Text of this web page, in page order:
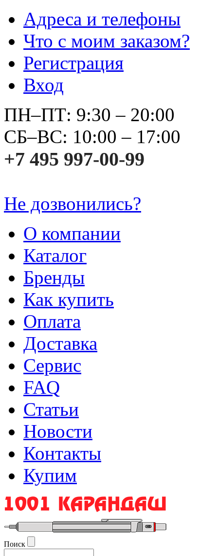
Адреса и телефоны
Что с моим заказом?
Регистрация
Вход
ПН–ПТ: 9:30 – 20:00
СБ–ВС: 10:00 – 17:00
+7 495 997-00-99
Не дозвонились?
О компании
Каталог
Бренды
Как купить
Оплата
Доставка
Сервис
FAQ
Статьи
Новости
Контакты
Купим
Поиск